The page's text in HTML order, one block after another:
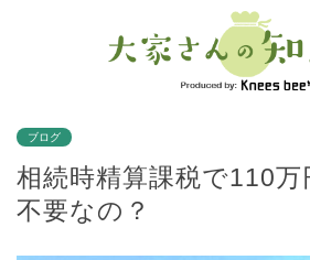
ブログ
相続時精算課税で110万
不要なの？